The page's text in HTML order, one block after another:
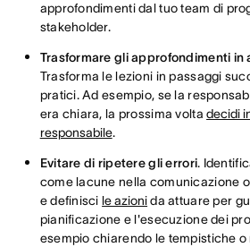
approfondimenti dal tuo team di
stakeholder.
Trasformare gli approfondimenti in
Trasforma le lezioni in passaggi
pratici. Ad esempio, se la
era chiara, la prossima voltadecidi
responsabile.
Evitare di ripetere gli errori.
come lacune nella comunicazione
e definiscile azionida attuare per
pianificazione e l'esecuzione dei
esempio chiarendo le tempistiche